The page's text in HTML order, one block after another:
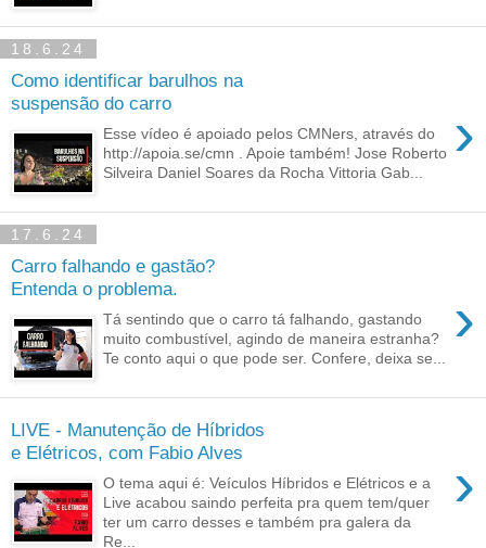
18.6.24
Como identificar barulhos na
suspensão do carro
›
Esse vídeo é apoiado pelos CMNers, através do
http://apoia.se/cmn . Apoie também! Jose Roberto
Silveira Daniel Soares da Rocha Vittoria Gab...
17.6.24
Carro falhando e gastão?
Entenda o problema.
›
Tá sentindo que o carro tá falhando, gastando
muito combustível, agindo de maneira estranha?
Te conto aqui o que pode ser. Confere, deixa se...
LIVE - Manutenção de Híbridos
e Elétricos, com Fabio Alves
›
O tema aqui é: Veículos Híbridos e Elétricos e a
Live acabou saindo perfeita pra quem tem/quer
ter um carro desses e também pra galera da
Re...